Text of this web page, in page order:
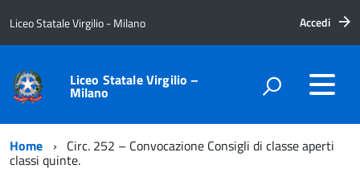
Liceo Statale Virgilio - Milano Accedi
Liceo Statale Virgilio –
Milano
Home Circ. 252 – Convocazione Consigli di classe aperti
classi quinte.